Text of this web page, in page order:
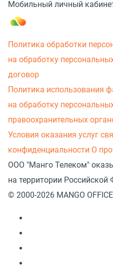
Мобильный личный
Политика обработки
на обработку
договор
Политика использования
на обработку
правоохранительных
Условия оказания услуг
конфиденциальности О
ООО "Манго Телеком"
на территории Российской
© 2000-2026 MANGO